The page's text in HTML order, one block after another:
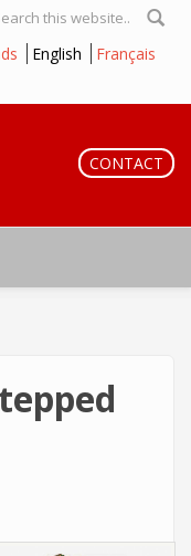
form
English
Français
CONTACT